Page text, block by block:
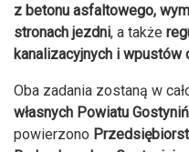
z betonu asfaltowego,
stronach jezdni, a także
kanalizacyjnych i wpustów
Oba zadania zostaną w
własnych Powiatu
powierzono